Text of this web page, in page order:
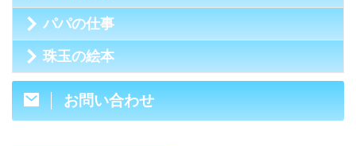
パパの仕事
珠玉の絵本
お問い合わせ